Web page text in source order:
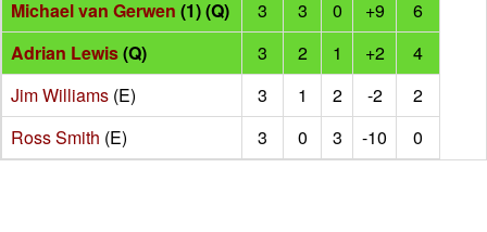
Michael van Gerwen (1) (Q) 3 3 0 +9
6
Adrian Lewis(Q) 3 2 1 +2
4
Jim Williams (E) 3 1 2 -2
2
Ross Smith (E) 3 0 3 -10 0